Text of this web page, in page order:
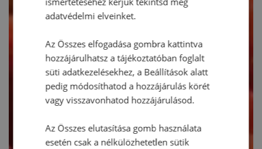
adatvédelmi elveinket.
Az Összes elfogadása gombra kattintva
hozzájárulhatsz a tájékoztatóban foglalt
süti adatkezelésekhez, a Beállítások alatt
pedig módosíthatod a hozzájárulás körét
vagy visszavonhatod hozzájárulásod.
Az Összes elutasítása gomb használata
esetén csak a nélkülözhetetlen sütik